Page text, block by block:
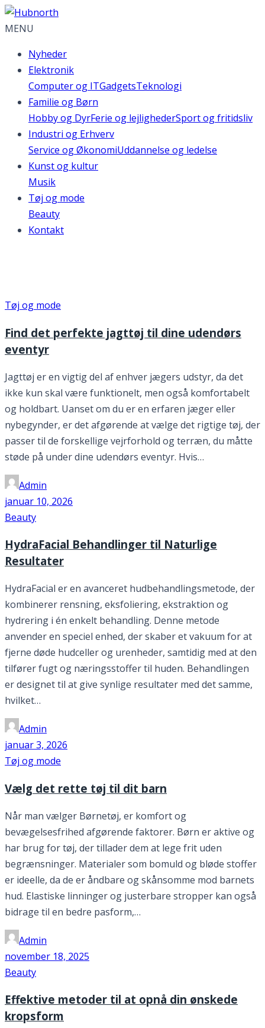
MENU
Nyheder
Elektronik
Computer og ITGadgetsTeknologi
Familie og Børn
Hobby og DyrFerie og lejlighederSport og fritidsliv
Industri og Erhverv
Service og ØkonomiUddannelse og ledelse
Kunst og kultur
Musik
Tøj og mode
Beauty
Kontakt
Tøj og mode
Find det perfekte jagttøj til dine udendørs
eventyr
Jagttøj er en vigtig del af enhver jægers udstyr, da det
ikke kun skal være funktionelt, men også komfortabelt
og holdbart. Uanset om du er en erfaren jæger eller
nybegynder, er det afgørende at vælge det rigtige tøj, der
passer til de forskellige vejrforhold og terræn, du måtte
støde på under dine udendørs eventyr. Hvis…
Admin
januar 10, 2026
Beauty
HydraFacial Behandlinger til Naturlige
Resultater
HydraFacial er en avanceret hudbehandlingsmetode, der
kombinerer rensning, eksfoliering, ekstraktion og
hydrering i én enkelt behandling. Denne metode
anvender en speciel enhed, der skaber et vakuum for at
fjerne døde hudceller og urenheder, samtidig med at den
tilfører fugt og næringsstoffer til huden. Behandlingen
er designet til at give synlige resultater med det samme,
hvilket…
Admin
januar 3, 2026
Tøj og mode
Vælg det rette tøj til dit barn
Når man vælger Børnetøj, er komfort og
bevægelsesfrihed afgørende faktorer. Børn er aktive og
har brug for tøj, der tillader dem at lege frit uden
begrænsninger. Materialer som bomuld og bløde stoffer
er ideelle, da de er åndbare og skånsomme mod barnets
hud. Elastiske linninger og justerbare stropper kan også
bidrage til en bedre pasform,…
Admin
november 18, 2025
Beauty
Effektive metoder til at opnå din ønskede
kropsform